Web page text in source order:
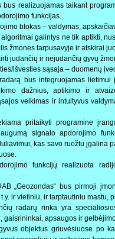
bus realizuojamas taikant
funkcijas.
blokas – valdymas,
galintys ne tik aptikti,
žmones tarpusavyje ir atskirai
judančių ir nejudančių gyvų
išvesties sąsaja – duomenų
bus integruojamas
dažnius, aptikimo ir
veikimas ir intuityvus
pritaikyti programine
signalo apdorojimo
kas savo ruožtu įgalina
funkcijų realizuota
„Geozondas“ bus pirmoji
ir vietiniu, ir tarptautiniu mastu,
radarų rinka yra
gaisrininkai, apsaugos ir
objektus griuvėsiuose po